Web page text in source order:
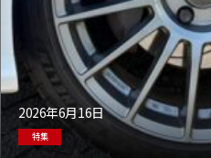
2026年6月16日
特集